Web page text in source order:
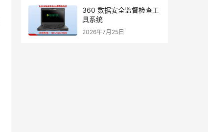
360 数据安全监督检查工
具系统
2026年7月25日